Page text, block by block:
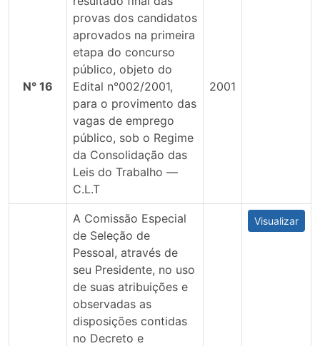
N° 16
provas dos candidatos
aprovados na primeira
etapa do concurso
público, objeto do
Edital n°002/2001,
para o provimento das
vagas de emprego
público, sob o Regime
da Consolidação das
Leis do Trabalho —
C.L.T
2001
A Comissão Especial
de Seleção de
Pessoal, através de
seu Presidente, no uso
de suas atribuições e
observadas as
disposições contidas
no Decreto e
Visualizar